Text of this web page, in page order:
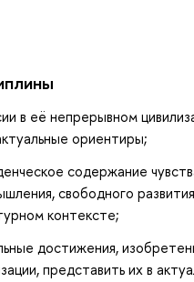
в её непрерывном
ориентиры;
содержание
свободного
контексте;
достижения,
представить их в